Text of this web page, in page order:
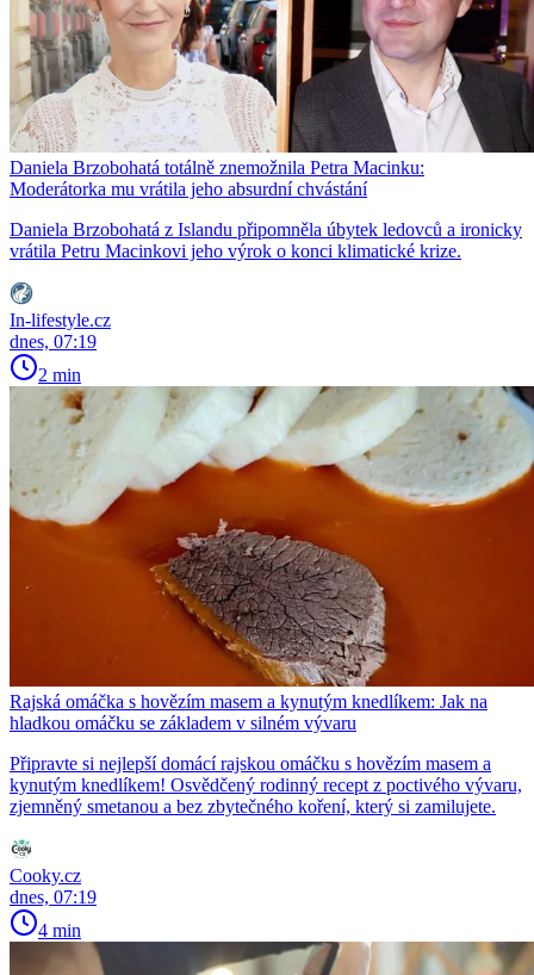
Daniela Brzobohatá totálně znemožnila Petra Macinku:
Moderátorka mu vrátila jeho absurdní chvástání
Daniela Brzobohatá z Islandu připomněla úbytek ledovců a ironicky
vrátila Petru Macinkovi jeho výrok o konci klimatické krize.
In-lifestyle.cz
dnes, 07:19
2 min
Rajská omáčka s hovězím masem a kynutým knedlíkem: Jak na
hladkou omáčku se základem v silném vývaru
Připravte si nejlepší domácí rajskou omáčku s hovězím masem a
kynutým knedlíkem! Osvědčený rodinný recept z poctivého vývaru,
zjemněný smetanou a bez zbytečného koření, který si zamilujete.
Cooky.cz
dnes, 07:19
4 min